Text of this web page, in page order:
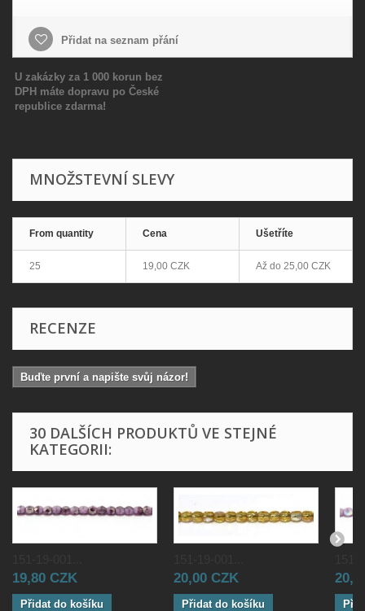
Přidat na seznam přání
U zakázky za 1 000 korun bez
DPH máte dopravu po České
republice zdarma!
MNOŽSTEVNÍ SLEVY
From quantity Cena Ušetříte
25 19,00 CZK Až do 25,00 CZK
RECENZE
Buďte první a napište svůj názor!
30 DALŠÍCH PRODUKTŮ VE STEJNÉ
KATEGORII:
19,80 CZK
Přidat do košíku
20,00 CZK
Přidat do košíku